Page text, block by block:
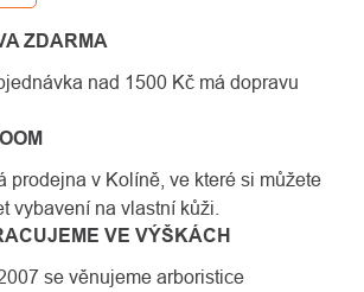
ZDARMA
nad 1500 Kč má dopravu
prodejna v Kolíně, ve které si můžete
vybavení na vlastní kůži.
VE VÝŠKÁCH
se věnujeme arboristice